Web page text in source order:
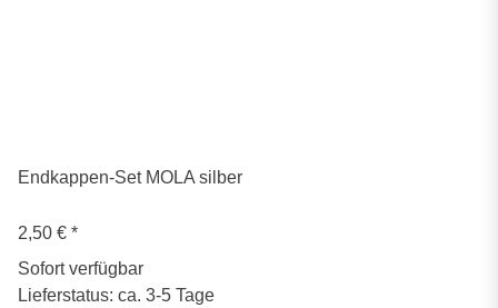
Endkappen-Set MOLA silber
2,50 € *
Sofort verfügbar
Lieferstatus: ca. 3-5 Tage